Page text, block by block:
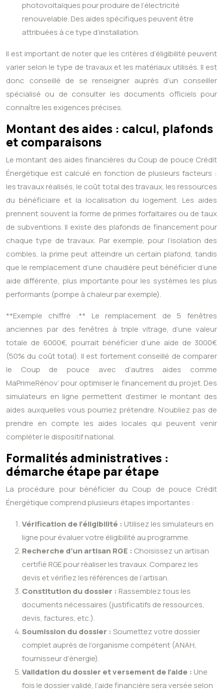
photovoltaïques pour produire de l’électricité
renouvelable. Des aides spécifiques peuvent être
attribuées à ce type d’installation.
Il est important de noter que les critères d’éligibilité peuvent
varier selon le type de travaux et les matériaux utilisés. Il est
donc conseillé de se renseigner auprès d’un conseiller
spécialisé ou de consulter les documents officiels pour
connaître les exigences précises.
Montant des aides : calcul, plafonds
et comparaisons
Le montant des aides financières du Coup de pouce Crédit
Énergétique est calculé en fonction de plusieurs facteurs :
les travaux réalisés, le coût total des travaux, les ressources
du bénéficiaire et la localisation du logement. Les aides
prennent souvent la forme de primes forfaitaires ou de taux
de subventions. Il existe des plafonds de financement pour
chaque type de travaux. Par exemple, pour l’isolation des
combles, la prime peut atteindre un certain plafond, tandis
que le remplacement d’une chaudière peut bénéficier d’une
aide différente, plus importante pour les systèmes les plus
performants (pompe à chaleur par exemple).
**Exemple chiffré :** Le remplacement de 5 fenêtres
anciennes par des fenêtres à triple vitrage, d’une valeur
totale de 6000€, pourrait bénéficier d’une aide de 3000€
(50% du coût total). Il est fortement conseillé de comparer
le Coup de pouce avec d’autres aides comme
MaPrimeRénov’ pour optimiser le financement du projet. Des
simulateurs en ligne permettent d’estimer le montant des
aides auxquelles vous pourriez prétendre. N’oubliez pas de
prendre en compte les aides locales qui peuvent venir
compléter le dispositif national.
Formalités administratives :
démarche étape par étape
La procédure pour bénéficier du Coup de pouce Crédit
Énergétique comprend plusieurs étapes importantes :
Vérification de l’éligibilité : Utilisez les simulateurs en
ligne pour évaluer votre éligibilité au programme.
Recherche d’un artisan RGE : Choisissez un artisan
certifié RGE pour réaliser les travaux. Comparez les
devis et vérifiez les références de l’artisan.
Constitution du dossier : Rassemblez tous les
documents nécessaires (justificatifs de ressources,
devis, factures, etc.).
Soumission du dossier : Soumettez votre dossier
complet auprès de l’organisme compétent (ANAH,
fournisseur d’énergie).
Validation du dossier et versement de l’aide : Une
fois le dossier validé, l’aide financière sera versée selon